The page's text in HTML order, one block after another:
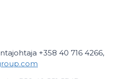
+358 40 716 4266,